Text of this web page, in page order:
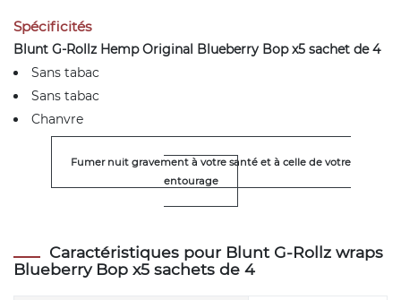
Spécificités
Blunt G-Rollz Hemp Original Blueberry Bop x5 sachet de 4
Sans tabac
Sans tabac
Chanvre
Fumer nuit gravement à votre santé et à celle de votre
entourage
Caractéristiques pour Blunt G-Rollz wraps
Blueberry Bop x5 sachets de 4